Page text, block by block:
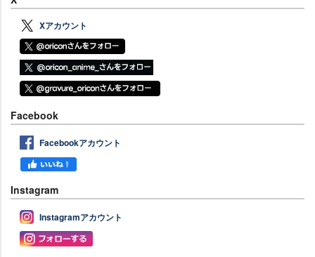
Xアカウント
Facebook
Facebookアカウント
Instagram
Instagramアカウント